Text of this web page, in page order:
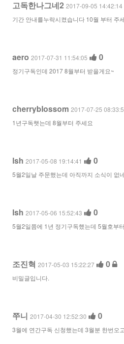
고독한나그네2 2017-09-05 14:42:14
기간 안내를누락시켰습니다 10월 부터 주
aero 2017-07-31 11:54:05 0
정기구독인데 2017 8월부터 받을게요~
cherryblossom 2017-07-25
1년구독햇는데 8월부터 주세요
lsh 2017-05-08 19:14:41 0
5월2일날 주문했는데 아직까지 소식이 없
lsh 2017-05-06 15:52:43 0
5월2일쯤에 1년 정기구독했는데 5월호부
조진혁 2017-05-03 15:22:27 0
비밀글입니다.
쭈니 2017-04-30 12:52:30 0
3월에 연간구독 신청했는데 3월분 한번오